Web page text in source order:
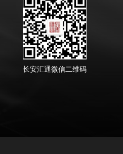
长安汇通微信二维码